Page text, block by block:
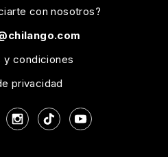
con nosotros?
y condiciones
privacidad